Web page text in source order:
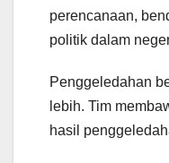
perencanaan,
politik dalam
Penggeledahan
lebih. Tim
hasil